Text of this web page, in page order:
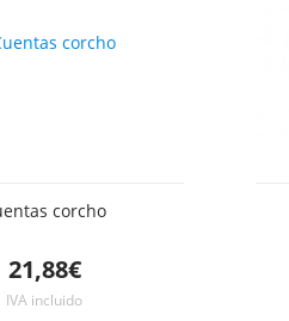
corcho
21,88€
IVA incluido